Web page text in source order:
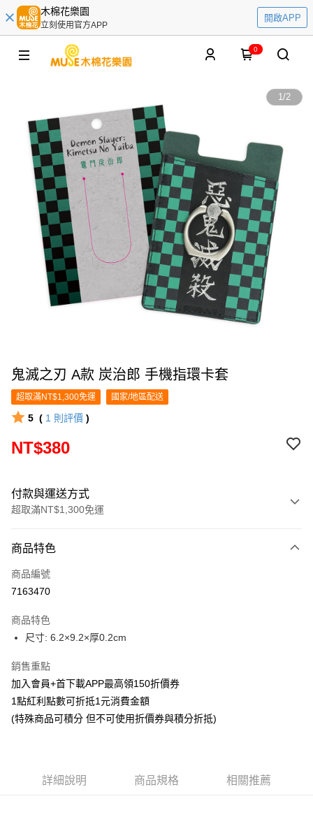
木棉花樂園
立刻使用官方APP
開啟APP
0
1/2
鬼滅之刃 A款 炭治郎 手機指環卡套
超取滿NT$1,300免運 國家/地區配送
5 ( 1 則評價 )
NT$380
付款與運送方式
超取滿NT$1,300免運
信用卡一次付款
超商取貨付款
Apple Pay
悠遊付
Google Pay
ATM付款
商品特色
商品編號
7163470
商品特色
尺寸: 6.2×9.2×厚0.2cm
銷售重點
加入會員+首下載APP最高領150折價券
1點紅利點數可折抵1元消費金額
(特殊商品可積分 但不可使用折價券與積分折抵)
詳細說明 商品規格 相關推薦